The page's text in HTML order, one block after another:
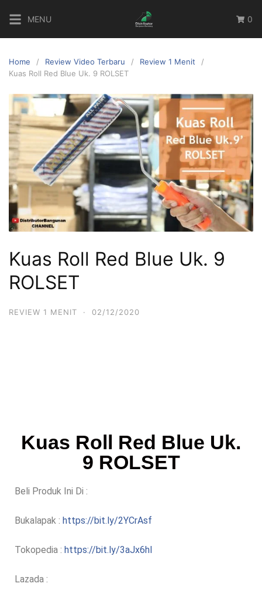
MENU 0
Home Review Video Terbaru
Review 1 Menit
Kuas Roll Red Blue Uk. 9 ROLSET
Kuas Roll Red Blue Uk. 9
ROLSET
REVIEW 1 MENIT · 02/12/2020
Kuas Roll Red Blue Uk.
9 ROLSET
Beli Produk Ini Di :
Bukalapak : https://bit.ly/2YCrAsf
Tokopedia : https://bit.ly/3aJx6hI
Lazada :